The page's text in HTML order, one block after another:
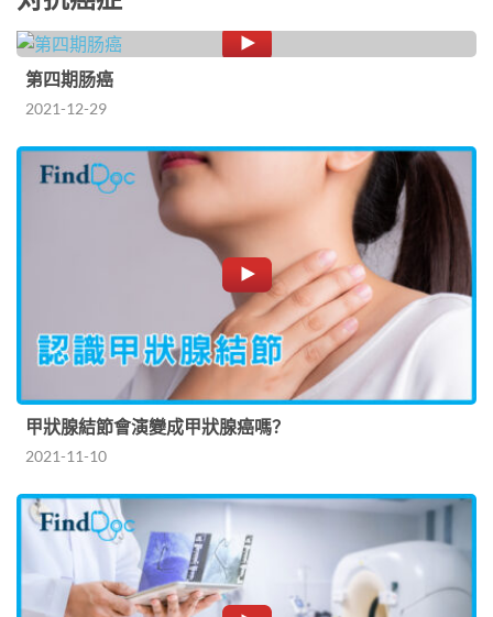
第四期肠癌
2021-12-29
甲狀腺結節會演變成甲狀腺癌嗎？
2021-11-10